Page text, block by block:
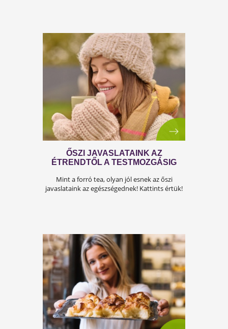
A húsvét fontos tavaszi ünnepünk. K
olvasd el húsvéti gondolatainkat!
HÉT CSÉSZE ÉLETERŐ: EZ KELL
VITALITÁSHOZ!
Fodros kel és szuperzöldek! Kattints a
részletekért!